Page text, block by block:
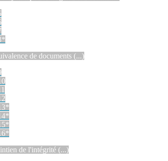
de documents (...)
de l'intégrité (...)